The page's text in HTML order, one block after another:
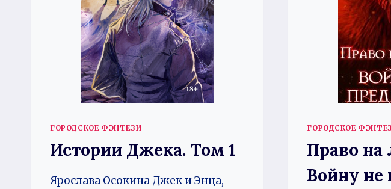
ГОРОДСКОЕ ФЭНТЕЗИ
Истории Джека. Том 1
Ярослава Осокина Джек и Энца,
ГОРОДСКОЕ
Право
Войну не